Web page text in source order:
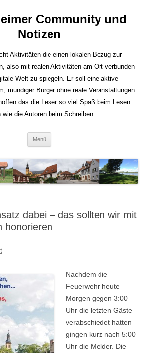
Community und
Notizen
Aktivitäten die einen lokalen Bezug zur
also mit realen Aktivitäten am Ort verbunden
Welt zu spiegeln. Er soll eine aktive
mündiger Bürger ohne reale Veranstaltungen
das die Leser so viel Spaß beim Lesen
wie die Autoren beim Schreiben.
Menü
dabei – das sollten wir mit
honorieren
Nachdem die
Feuerwehr heute
Morgen gegen 3:00
Uhr die letzten Gäste
verabschiedet hatten
gingen kurz nach 5:00
Uhr die Melder. Die